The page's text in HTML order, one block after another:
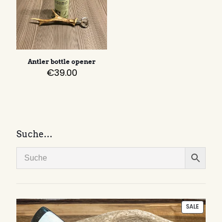
Antler bottle opener
€39.00
Suche…
SALE
ON